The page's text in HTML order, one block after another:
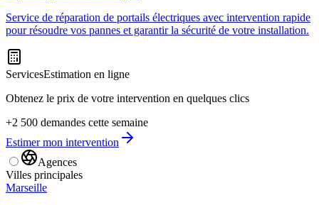
Service de réparation de portails électriques avec intervention rapide
pour résoudre vos pannes et garantir la sécurité de votre installation.
ServicesEstimation en ligne
Obtenez le prix de votre intervention en quelques clics
+2 500 demandes cette semaine
Estimer mon intervention
Agences
Villes principales
Marseille